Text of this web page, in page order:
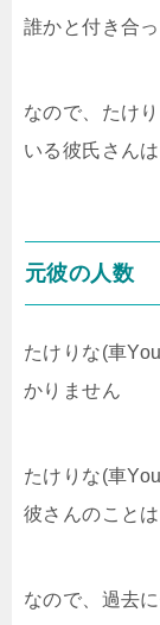
誰かと付き合
なので、たけ
いる彼氏さん
元彼の人数
たけりな(車
かりません
たけりな(車
彼さんのこと
なので、過去